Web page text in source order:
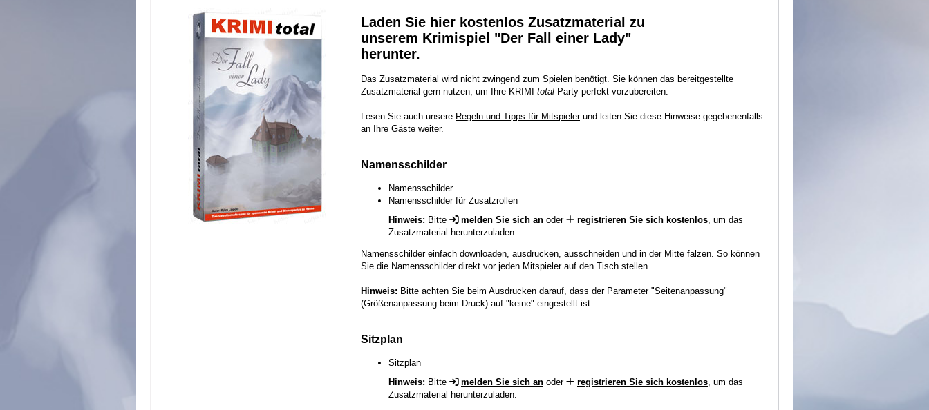
Laden Sie hier kostenlos Zusatzmaterial zu
unserem Krimispiel "Der Fall einer Lady"
herunter.
Das Zusatzmaterial wird nicht zwingend zum Spielen benötigt. Sie können das bereitgestellte
Zusatzmaterial gern nutzen, um Ihre KRIMI total Party perfekt vorzubereiten.
Lesen Sie auch unsere Regeln und Tipps für Mitspielerund leiten Sie diese Hinweise gegebenenfalls
an Ihre Gäste weiter.
Namensschilder
Namensschilder
Namensschilder für Zusatzrollen
Hinweis: Bitte melden Sie sich an oder registrieren Sie sich kostenlos , um das
Zusatzmaterial herunterzuladen.
Namensschilder einfach downloaden, ausdrucken, ausschneiden und in der Mitte falzen. So können
Sie die Namensschilder direkt vor jeden Mitspieler auf den Tisch stellen.
Hinweis: Bitte achten Sie beim Ausdrucken darauf, dass der Parameter "Seitenanpassung"
(Größenanpassung beim Druck) auf "keine" eingestellt ist.
Sitzplan
Sitzplan
Hinweis: Bitte melden Sie sich an oder registrieren Sie sich kostenlos , um das
Zusatzmaterial herunterzuladen.